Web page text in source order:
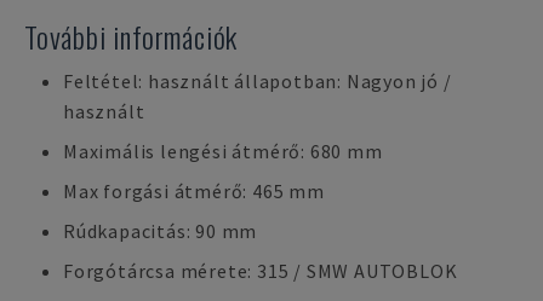
További információk
Feltétel: használt állapotban: Nagyon jó /
használt
Maximális lengési átmérő: 680 mm
Max forgási átmérő: 465 mm
Rúdkapacitás: 90 mm
Forgótárcsa mérete: 315 / SMW AUTOBLOK